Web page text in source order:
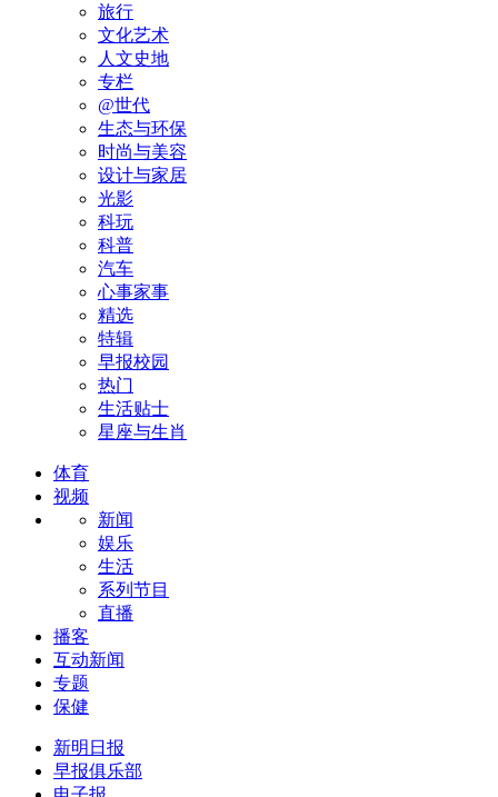
旅行
文化艺术
人文史地
专栏
@世代
生态与环保
时尚与美容
设计与家居
光影
科玩
科普
汽车
心事家事
精选
特辑
早报校园
热门
生活贴士
星座与生肖
体育
视频
新闻
娱乐
生活
系列节目
直播
播客
互动新闻
专题
保健
新明日报
早报俱乐部